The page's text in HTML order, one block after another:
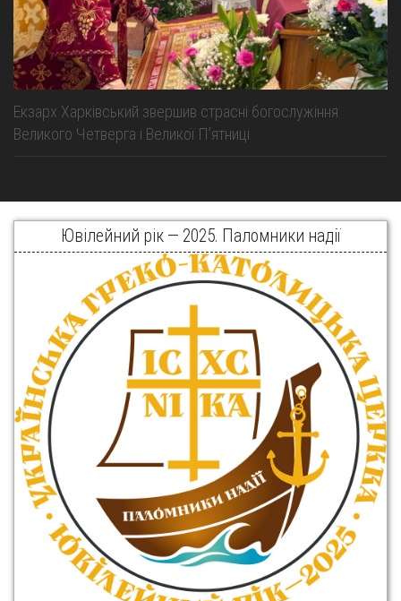
Екзарх Харківський звершив страсні богослужіння
Великого Четверга і Великої Пʼятниці
Ювілейний рік — 2025. Паломники надії